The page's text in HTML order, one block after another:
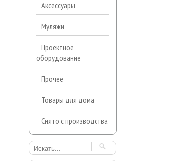
Аксессуары
Муляжи
Проектное
оборудование
Прочее
Товары для дома
Снято с производства